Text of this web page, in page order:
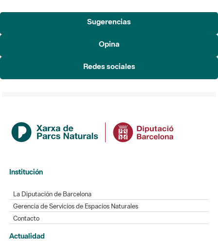
Sugerencias
Opina
Redes sociales
Institución
La Diputación de Barcelona
Gerencia de Servicios de Espacios Naturales
Contacto
Actualidad